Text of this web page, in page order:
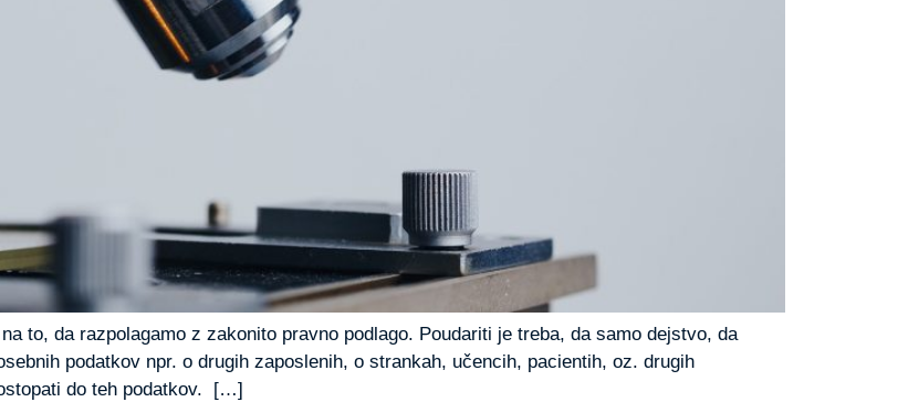
to, da razpolagamo z zakonito pravno podlago. Poudariti je treba, da samo dejstvo, da
podatkov npr. o drugih zaposlenih, o strankah, učencih, pacientih, oz. drugih
do teh podatkov. […]